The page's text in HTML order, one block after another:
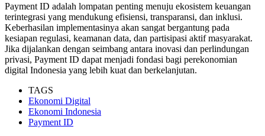
Payment ID adalah lompatan penting menuju ekosistem keuangan
terintegrasi yang mendukung efisiensi, transparansi, dan inklusi.
Keberhasilan implementasinya akan sangat bergantung pada
kesiapan regulasi, keamanan data, dan partisipasi aktif masyarakat.
Jika dijalankan dengan seimbang antara inovasi dan perlindungan
privasi, Payment ID dapat menjadi fondasi bagi perekonomian
digital Indonesia yang lebih kuat dan berkelanjutan.
TAGS
Ekonomi Digital
Ekonomi Indonesia
Payment ID